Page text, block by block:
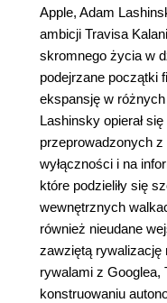
Apple, Adam
ambicji Travisa
skromnego życia w
podejrzane początki
ekspansję w
Lashinsky opierał
przeprowadzonych
wyłączności i na
które podzieliły się
wewnętrznych
również nieudane
zawziętą rywalizację
rywalami z Googlea,
konstruowaniu